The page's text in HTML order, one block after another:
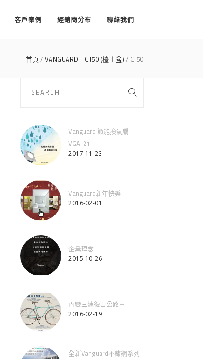
客戶案例 經銷商分布 聯絡我們
首頁 VANGUARD - CJ50 (檯上盆) CJ50
Vanguard 節能換氣扇
VGA-21
2017-11-23
Vanguard新年快樂
2016-02-01
企業理念
2015-10-26
內變三速復古公路車
2016-02-19
全新Vanguard不鏽鋼系列